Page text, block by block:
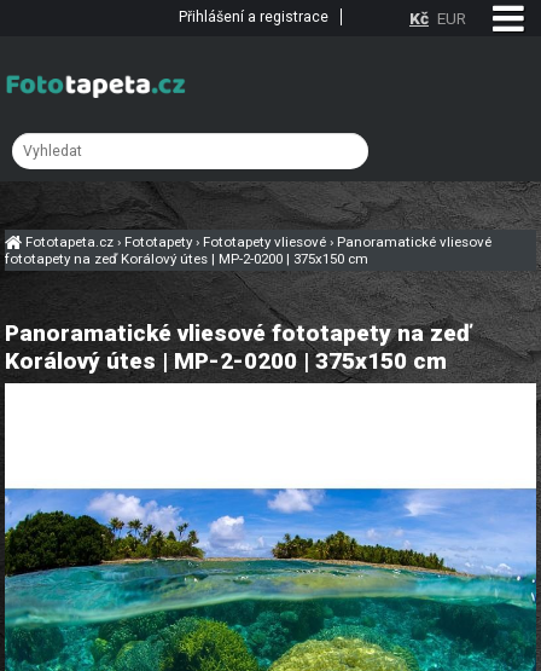
Fototapeta.cz› Fototapety› Fototapety vliesové › Panoramatické vliesové
fototapety na zeď Korálový útes | MP-2-0200 | 375x150 cm
Panoramatické vliesové fototapety na zeď
Korálový útes | MP-2-0200 | 375x150 cm
Kč EUR
Přihlášení a registrace